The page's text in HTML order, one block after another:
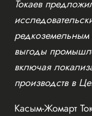
Токаев
выгоды
включая
производств в
Касым-Жомарт